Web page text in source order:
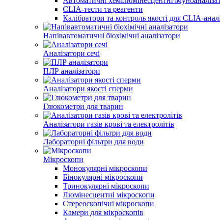
CLIA-тести та реагенти
Калібратори та контроль якості для CLIA-
Напівавтоматичні біохімічні аналізатори
Аналізатори сечі
ПЛР аналізатори
Аналізатори якості сперми
Глюкометри для тварин
Аналізатори газів крові та електролітів
Лабораторні фільтри для води
Мікроскопи
Монокулярні мікроскопи
Бінокулярні мікроскопи
Тринокулярні мікроскопи
Люмінесцентні мікроскопи
Стереоскопічні мікроскопи
Камери для мікроскопів